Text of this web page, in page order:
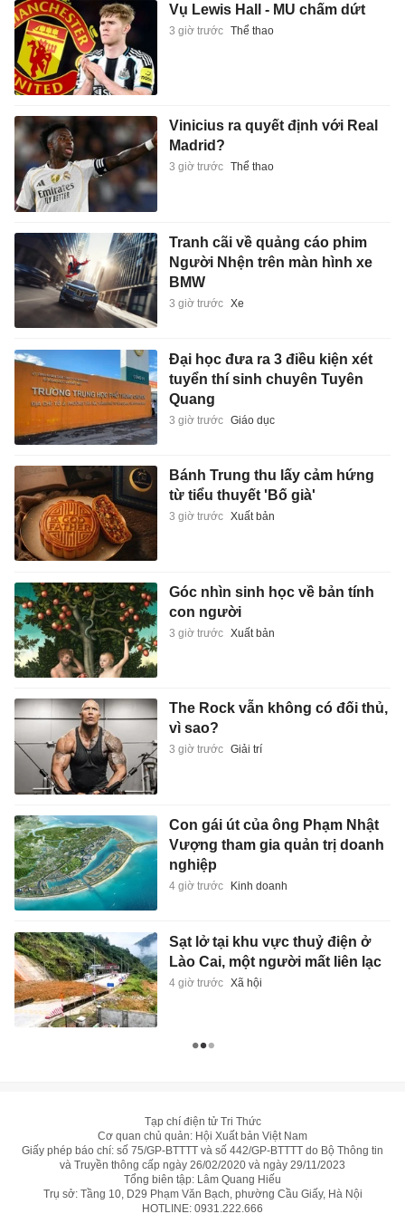
Vụ Lewis Hall - MU chấm dứt
3 giờ trước Thể thao
Vinicius ra quyết định với Real
Madrid?
3 giờ trước Thể thao
Tranh cãi về quảng cáo phim
Người Nhện trên màn hình xe
BMW
3 giờ trước Xe
Đại học đưa ra 3 điều kiện xét
tuyển thí sinh chuyên Tuyên
Quang
3 giờ trước Giáo dục
Bánh Trung thu lấy cảm hứng
từ tiểu thuyết 'Bố già'
3 giờ trước Xuất bản
Góc nhìn sinh học về bản tính
con người
3 giờ trước Xuất bản
The Rock vẫn không có đối thủ,
vì sao?
3 giờ trước Giải trí
Con gái út của ông Phạm Nhật
Vượng tham gia quản trị doanh
nghiệp
4 giờ trước Kinh doanh
Sạt lở tại khu vực thuỷ điện ở
Lào Cai, một người mất liên lạc
4 giờ trước Xã hội
Tạp chí điện tử Tri Thức
Cơ quan chủ quản: Hội Xuất bản Việt Nam
Giấy phép báo chí: số 75/GP-BTTTT và số 442/GP-BTTTT do Bộ Thông tin
và Truyền thông cấp ngày 26/02/2020 và ngày 29/11/2023
Tổng biên tập: Lâm Quang Hiếu
Trụ sở: Tầng 10, D29 Phạm Văn Bạch, phường Cầu Giấy, Hà Nội
HOTLINE: 0931.222.666